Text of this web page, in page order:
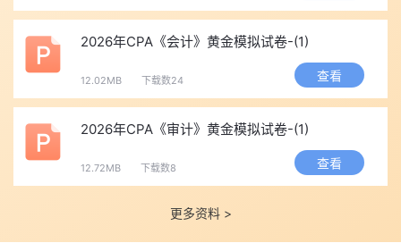
以上就是“2025年注册会计师考试组织管理工作培训班在在哈
尔滨举办”相关内容，小编为广大考生上传2025注册会计师大纲教
材变动解读、高频考点、学习计划、历年注会考试真题及答案等，
考生可点击“免费下载 ”按钮后即可领取！
2026年CPA《会计》黄金模拟试卷-(1)
12.02MB 下载数24 查看
2026年CPA《审计》黄金模拟试卷-(1)
12.72MB 下载数8 查看
更多资料 >